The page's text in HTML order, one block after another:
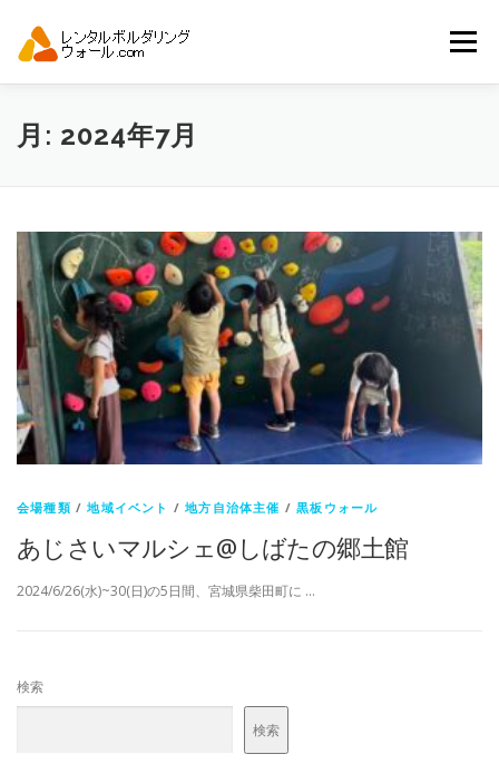
メニュー
トップ 自動見積り
月: 2024年7月
会場種類 /地域イベント /地方自治体主催 /黒板ウォール
あじさいマルシェ@しばたの郷土館
2024/6/26(水)~30(日)の5日間、宮城県柴田町に …
検索
検索